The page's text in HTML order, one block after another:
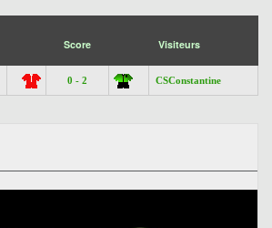
Score Visiteurs
0 - 2 CSConstantine